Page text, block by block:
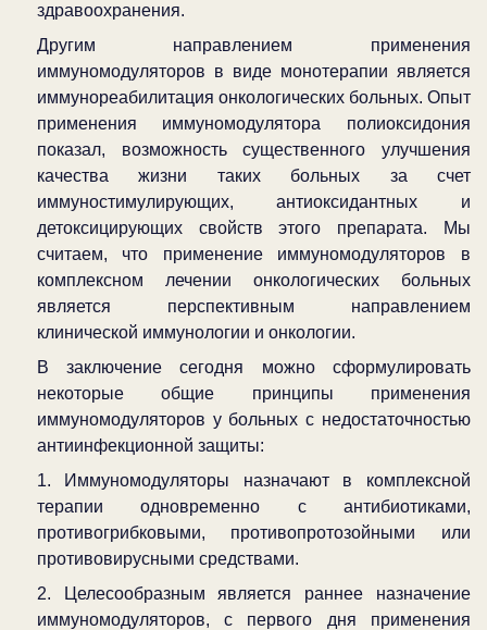
здравоохранения.
Другим направлением применения
иммуномодуляторов в виде монотерапии является
иммунореабилитация онкологических больных. Oпыт
применения иммуномодулятора полиоксидония
показал, возможность существенного улучшения
качества жизни таких больных за счет
иммуностимулирующих, антиоксидантных и
детоксицирующих свойств этого препарата. Мы
считаем, что применение иммуномодуляторов в
комплексном лечении онкологических больных
является перспективным направлением
клинической иммунологии и онкологии.
В заключение сегодня можно сформулировать
некоторые общие принципы применения
иммуномодуляторов у больных с недостаточностью
антиинфекционной защиты:
1. Иммуномодуляторы назначают в комплексной
терапии одновременно с антибиотиками,
противогрибковыми, противопротозойными или
противовирусными средствами.
2. Целесообразным является раннее назначение
иммуномодуляторов, с первого дня применения